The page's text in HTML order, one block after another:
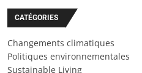
CATÉGORIES
Changements climatiques
Politiques environnementales
Sustainable Living